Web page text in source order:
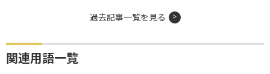
過去記事一覧を見る
関連用語一覧